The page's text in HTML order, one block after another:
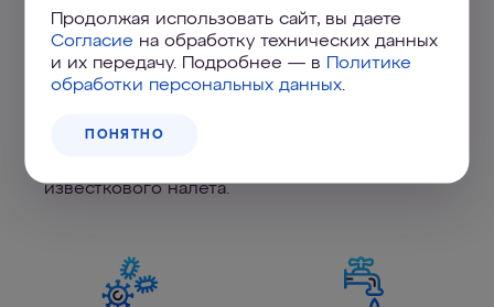
Всесторонняя защита
Мембрана обеспечивает абсолютную защиту
бактерицидов, а также умягчает воду,
известкового налета.
Продолжая использовать сайт, вы даете
Согласие на обработку технических данных
и их передачу. Подробнее — в Политике
обработки персональных данных
ПОНЯТНО